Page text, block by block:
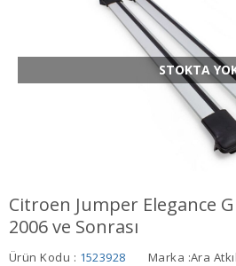
STOKTA
Citroen Jumper Elegance
2006 ve Sonrası
Ürün Kodu : 1523928 Marka :Ara